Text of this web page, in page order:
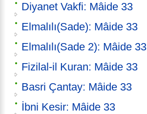
Diyanet Vakfi: Mâide 33
Elmalılı(Sade): Mâide 33
Elmalılı(Sade 2): Mâide 33
Fizilal-il Kuran: Mâide 33
Basri Çantay: Mâide 33
İbni Kesir: Mâide 33